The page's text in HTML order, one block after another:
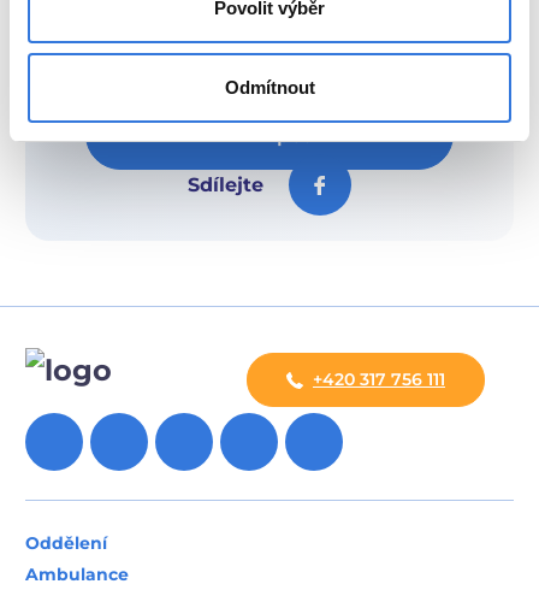
Povolit výběr
Odmítnout
Sdílejte
+420 317 756 111
Oddělení
Ambulance